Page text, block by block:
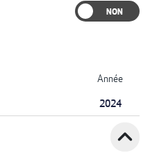
Année
2024
expand_less